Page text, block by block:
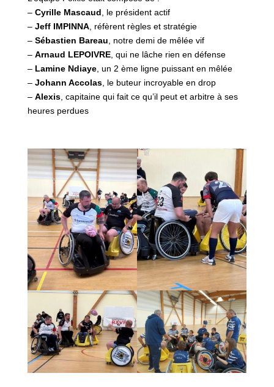
– Cyrille Mascaud , le président actif
– Jeff IMPINNA, réfèrent règles et stratégie
– Sébastien Bareau , notre demi de mêlée vif
– Arnaud LEPOIVRE, qui ne lâche rien en défense
– Lamine Ndiaye, un 2 ème ligne puissant en mêlée
– Johann Accolas, le buteur incroyable en drop
– Alexis, capitaine qui fait ce qu’il peut et arbitre à ses
heures perdues